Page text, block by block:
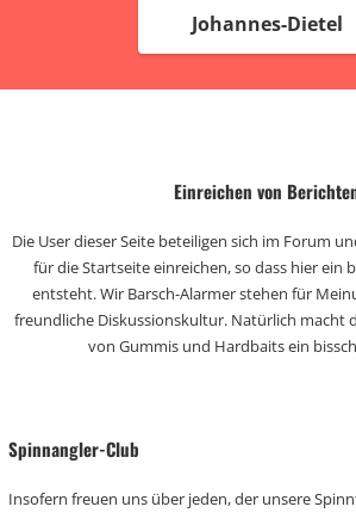
Johannes-Dietel
Einreichen von
Die User dieser Seite beteiligen sich im Forum
für die Startseite einreichen, so dass hier ein
entsteht. Wir Barsch-Alarmer stehen für
freundliche Diskussionskultur. Natürlich macht
von Gummis und Hardbaits ein
Spinnangler-Club
Insofern freuen uns über jeden, der unsere